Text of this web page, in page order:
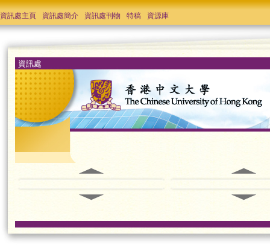
資訊處主頁 資訊處簡介 資訊處刊物 特稿 資源庫
資訊處